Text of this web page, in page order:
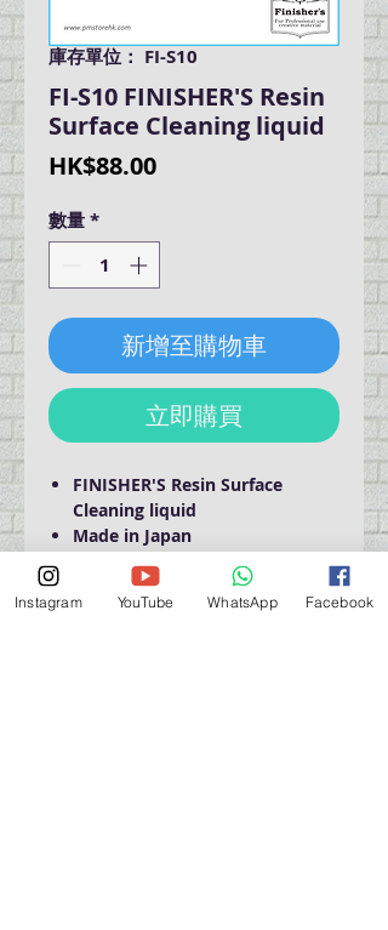
庫存單位： FI-S10
FI-S10 FINISHER'S Resin
Surface Cleaning liquid
HK$88.00價
數量*
新增至購物車
立即購買
FINISHER'S Resin Surface
Cleaning liquid
Made in Japan
Domestic Shipping Only
Instagram YouTube WhatsApp Facebook